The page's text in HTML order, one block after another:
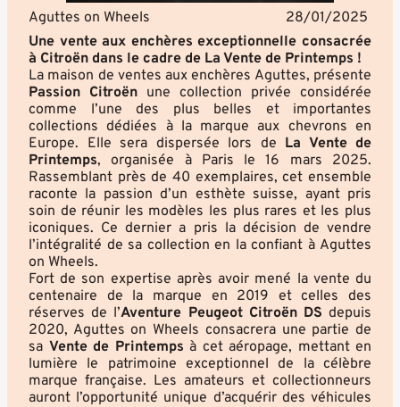
Aguttes on Wheels
28/01/2025
Une vente aux enchères exceptionnelle consacrée
à Citroën dans le cadre de La Vente de Printemps !
La maison de ventes aux enchères Aguttes, présente
Passion Citroën une collection privée considérée
comme l’une des plus belles et importantes
collections dédiées à la marque aux chevrons en
Europe. Elle sera dispersée lors de La Vente de
Printemps, organisée à Paris le 16 mars 2025.
Rassemblant près de 40 exemplaires, cet ensemble
raconte la passion d’un esthète suisse, ayant pris
soin de réunir les modèles les plus rares et les plus
iconiques. Ce dernier a pris la décision de vendre
l’intégralité de sa collection en la confiant à Aguttes
on Wheels.
Fort de son expertise après avoir mené la vente du
centenaire de la marque en 2019 et celles des
réserves de l’Aventure Peugeot Citroën DS depuis
2020, Aguttes on Wheels consacrera une partie de
sa Vente de Printemps à cet aéropage, mettant en
lumière le patrimoine exceptionnel de la célèbre
marque française. Les amateurs et collectionneurs
auront l’opportunité unique d’acquérir des véhicules